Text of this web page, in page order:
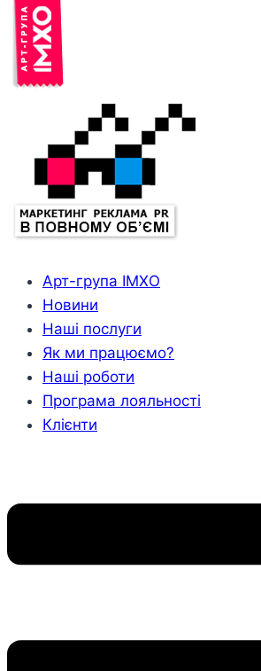
Арт-група ІМХО
Новини
Наші послуги
Як ми працюємо?
Наші роботи
Програма лояльності
Клієнти